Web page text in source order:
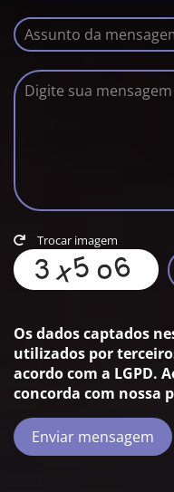
Trocar imagem
Os dados captados
utilizados por
acordo com a LGPD.
concorda com nossa
Enviar mensagem